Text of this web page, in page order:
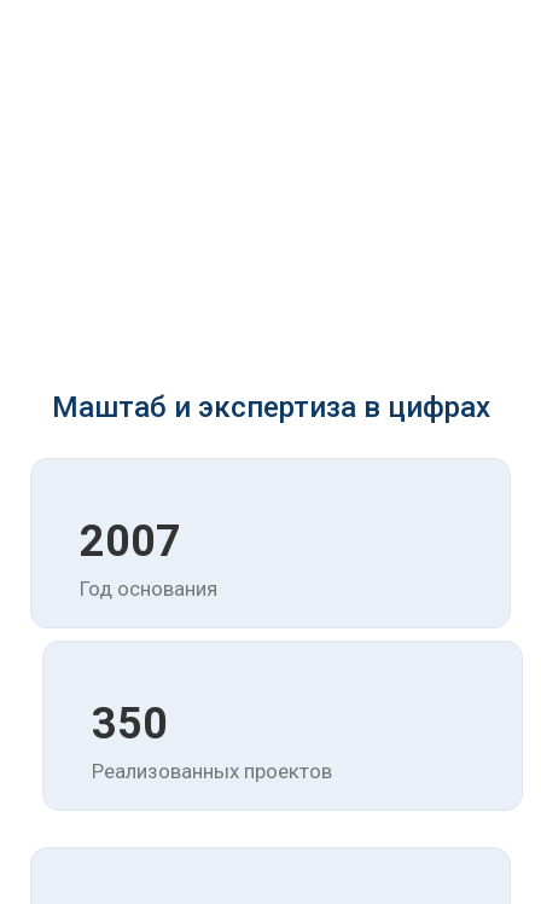
Маштаб и экспертиза в цифрах
2007
Год основания
350
Реализованных проектов